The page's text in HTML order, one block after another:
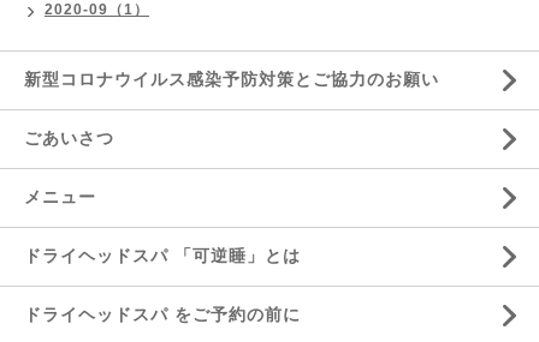
2020-09（1）
新型コロナウイルス感染予防対策とご協力のお願い
ごあいさつ
メニュー
ドライヘッドスパ 「可逆睡」とは
ドライヘッドスパ をご予約の前に